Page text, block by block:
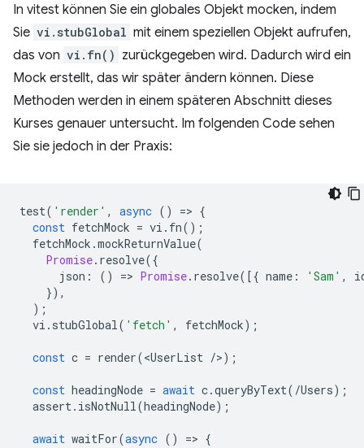
In vitest können Sie ein globales Objekt mocken, indem
Sie vi.stubGlobal mit einem speziellen Objekt aufrufen,
das von vi.fn() zurückgegeben wird. Dadurch wird ein
Mock erstellt, das wir später ändern können. Diese
Methoden werden in einem späteren Abschnitt dieses
Kurses genauer untersucht. Im folgenden Code sehen
Sie sie jedoch in der Praxis:
test( 'render' , async () => {
const fetchMock = vi . fn();
fetchMock .mockReturnValue(
Promise. resolve({
json : () => Promise. resolve([{ name : 'Sam' ,
}),
);
vi . stubGlobal( 'fetch' , fetchMock);
const c = render(<UserList />);
const headingNode = await c.queryByText( /Users);
assert. isNotNull(headingNode);
await waitFor(async () => {